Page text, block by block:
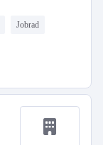
Jobrad